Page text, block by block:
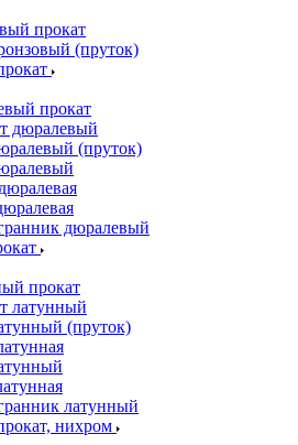
прокат
(пруток)
прокат
дюралевый
(пруток)
дюралевый
прокат
латунный
(пруток)
латунный
нихром